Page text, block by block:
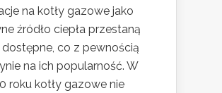
na kotły gazowe jako
źródło ciepła przestaną
co z pewnością
na ich popularność. W
roku kotły gazowe nie